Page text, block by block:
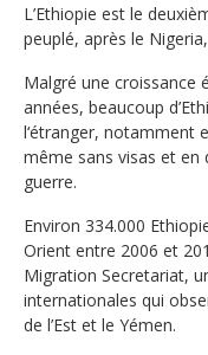
L’Ethiopie est le
peuplé, après le
Malgré une croissance
années, beaucoup
l‘étranger, notamment
même sans visas et en
guerre.
Environ 334.000
Orient entre 2006 et
Migration Secretariat,
internationales qui
de l’Est et le Yémen.